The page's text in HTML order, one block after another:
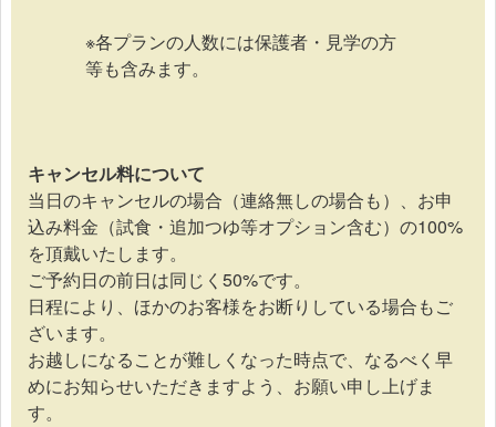
※各プランの人数には保護者・見学の方
等も含みます。
キャンセル料について
当日のキャンセルの場合（連絡無しの場合も）、お申
込み料金（試食・追加つゆ等オプション含む）の100%
を頂戴いたします。
ご予約日の前日は同じく50%です。
日程により、ほかのお客様をお断りしている場合もご
ざいます。
お越しになることが難しくなった時点で、なるべく早
めにお知らせいただきますよう、お願い申し上げま
す。